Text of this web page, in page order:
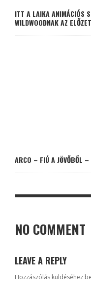
ITT A LAIKA ANIMÁCIÓS
WILDWOODNAK AZ
ARCO – FIÚ A JÖVŐBŐL
NO COMMENT
LEAVE A REPLY
Hozzászólás küldéséhez